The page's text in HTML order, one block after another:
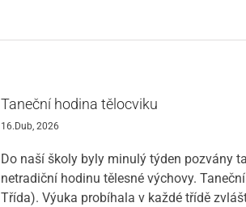
Taneční hodina tělocviku
16.Dub, 2026
Do naší školy byly minulý týden pozvány
netradiční hodinu tělesné výchovy.
Třída). Výuka probíhala v každé třídě